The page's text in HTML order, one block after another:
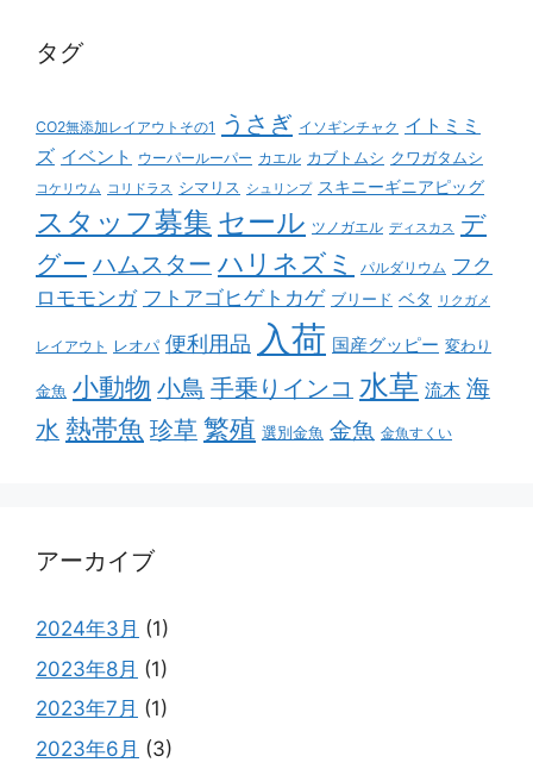
タグ
CO2無添加レイアウトその1 うさぎ イソギンチャク イトミミ
ズ イベント ウーパールーパー カエル カブトムシ クワガタムシ
コケリウム コリドラス シマリス シュリンプ スキニーギニアピッグ
スタッフ募集 セール ツノガエル ディスカス デ
グー ハムスター ハリネズミ パルダリウム フク
ロモモンガ フトアゴヒゲトカゲ ブリード ベタ リクガメ
レイアウト レオパ 便利用品 入荷 国産グッピー 変わり
金魚 小動物 小鳥 手乗りインコ 水草 流木 海
水 熱帯魚 珍草 繁殖 選別金魚 金魚 金魚すくい
アーカイブ
2024年3月 (1)
2023年8月 (1)
2023年7月 (1)
2023年6月 (3)